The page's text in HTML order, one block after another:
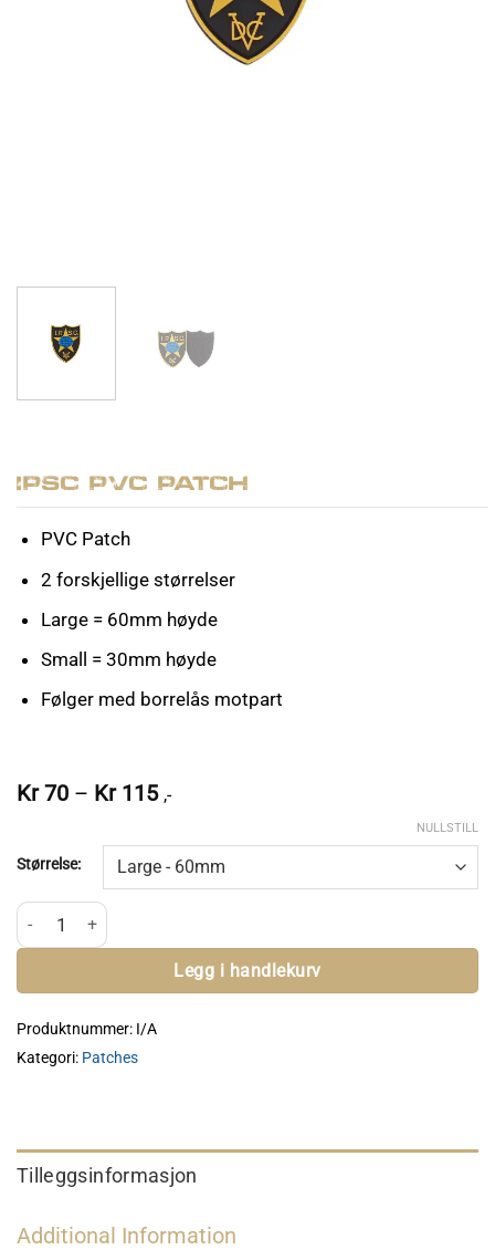
IPSC PVC Patch
PVC Patch
2 forskjellige størrelser
Large = 60mm høyde
Small = 30mm høyde
Følger med borrelås motpart
Kr70 – Kr 115Prisområde:
Kr 115
,-
Størrelse:
NULLSTILL
IPSC PVC Patch antall
Legg i handlekurv
Produktnummer: I/A
Kategori: Patches
Tilleggsinformasjon
Additional Information